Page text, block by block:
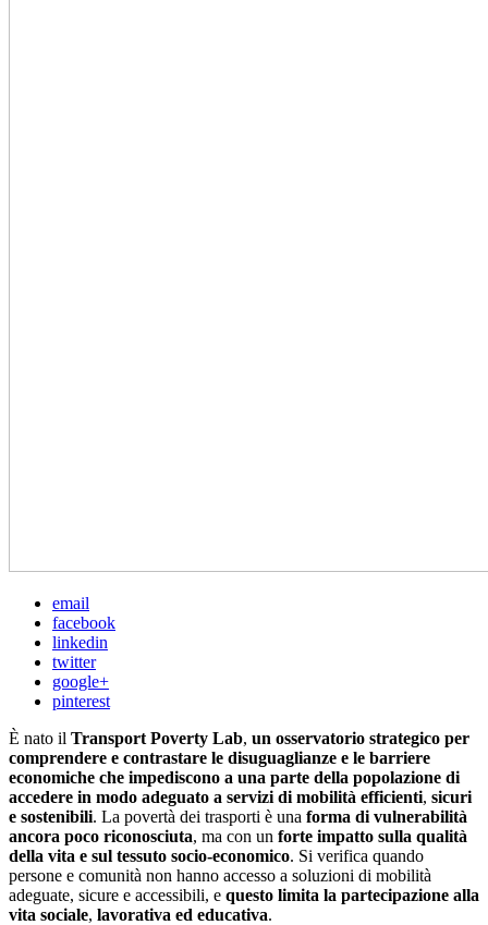
email
facebook
linkedin
twitter
google+
pinterest
È nato il Transport Poverty Lab, un osservatorio strategico per
comprendere e contrastare le disuguaglianze e le barriere
economiche che impediscono a una parte della popolazione di
accedere in modo adeguato a servizi di mobilità efficienti, sicuri
e sostenibili. La povertà dei trasporti è una forma di vulnerabilità
ancora poco riconosciuta, ma con un forte impatto sulla qualità
della vita e sul tessuto socio-economico. Si verifica quando
persone e comunità non hanno accesso a soluzioni di mobilità
adeguate, sicure e accessibili, e questo limita la partecipazione alla
vita sociale, lavorativa ed educativa.